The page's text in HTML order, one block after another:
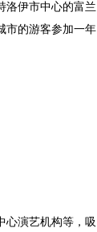
洛伊市中心的富兰
市的游客参加一年
心演艺机构等，吸